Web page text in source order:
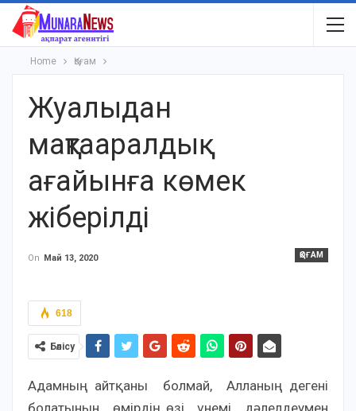
Home Қоғам
Жуалыдан
мақтааралдық
ағайынға көмек
жіберілді
ҚОҒАМ
On Май 13, 2020
618
Бөлісу
Адамның айтқаны болмай, Алланың дегені
болатынын өмірдің өзі үнемі дәлелдеумен